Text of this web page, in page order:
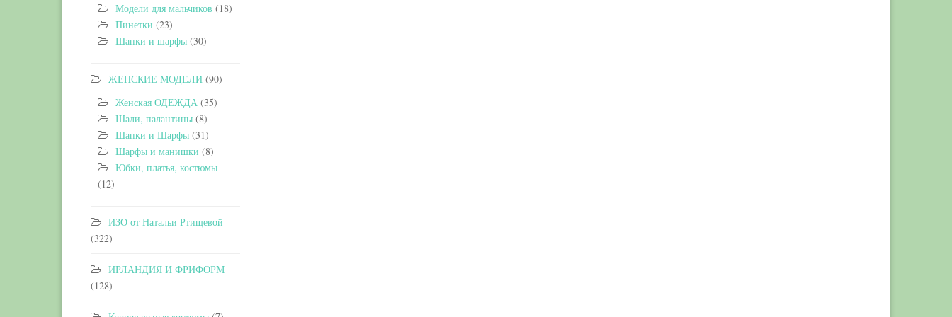
Модели для мальчиков (18)
Пинетки (23)
Шапки и шарфы (30)
ЖЕНСКИЕ МОДЕЛИ (90)
Женская ОДЕЖДА (35)
Шали, палантины (8)
Шапки и Шарфы (31)
Шарфы и манишки (8)
Юбки, платья, костюмы
(12)
ИЗО от Натальи Ртищевой
(322)
ИРЛАНДИЯ И ФРИФОРМ
(128)